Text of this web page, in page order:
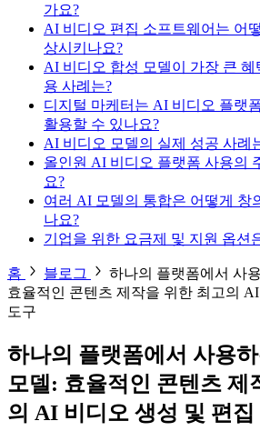
가요?
AI 비디오 편집 소프트웨어는 어
상시키나요?
AI 비디오 합성 모델이 가장 큰
용 사례는?
디지털 마케터는 AI 비디오 플랫
활용할 수 있나요?
AI 비디오 모델의 실제 성공 사례
올인원 AI 비디오 플랫폼 사용의
요?
여러 AI 모델의 통합은 어떻게 창
나요?
기업을 위한 요금제 및 지원 옵션
홈 블로그
하나의 플랫폼에서 사
효율적인 콘텐츠 제작을 위한 최고의
도구
하나의 플랫폼에서 사용
모델: 효율적인 콘텐츠 제
의 AI 비디오 생성 및 편집